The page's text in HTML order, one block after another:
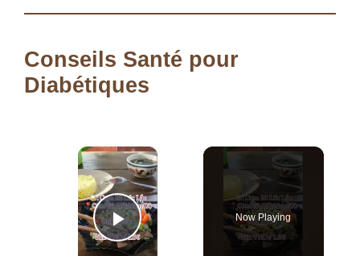
Conseils Santé pour
Diabétiques
×
Play Video
Now Playing